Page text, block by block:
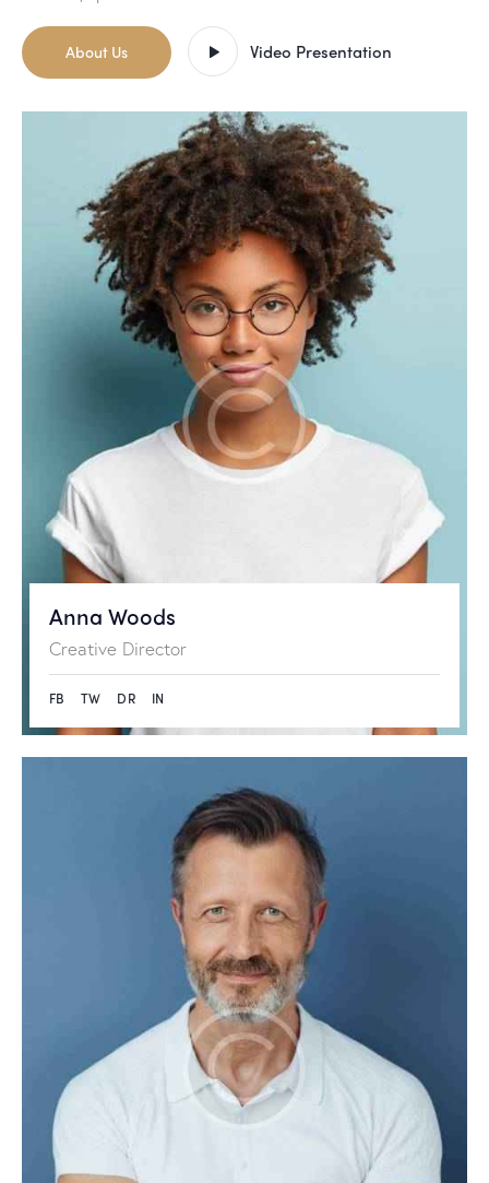
About Us Video Presentation
Anna Woods
Creative Director
FB TW DR IN